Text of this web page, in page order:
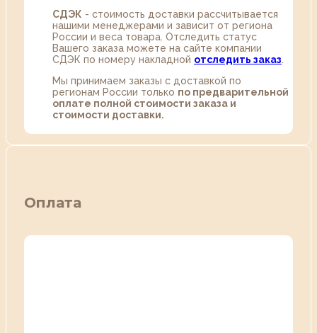
СДЭК - стоимость доставки рассчитывается
нашими менеджерами и зависит от региона
России и веса товара. Отследить статус
Вашего заказа можете на сайте компании
СДЭК по номеру накладной отследить заказ
Мы принимаем заказы с доставкой по
регионам России только по предварительной
оплате полной стоимости заказа и
стоимости доставки.
Оплата